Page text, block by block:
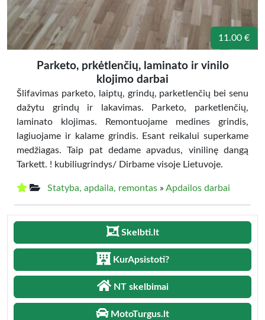
11.00 €
Parketo, prkėtlenčių, laminato ir vinilo
klojimo darbai
Šlifavimas parketo, laiptų, grindų, parketlenčių bei senu
dažytu grindų ir lakavimas. Parketo, parketlenčių,
laminato klojimas. Remontuojame medines grindis,
lagiuojame ir kalame grindis. Esant reikalui superkame
medžiagas. Taip pat dedame apvadus, vinilinę dangą
Tarkett. ! kubiliugrindys/ Dirbame visoje Lietuvoje.
Statyba, apdaila, remontas » Apdailos darbai
Skelbti.lt
KurApsistoti?
NT skelbimai
MotoTurgus.lt